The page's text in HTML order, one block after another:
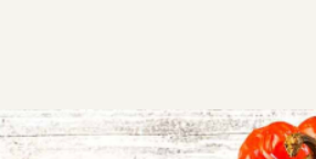
ΣΥΝΤΑΓΕΣ ΑΛΜΥΡΑ ΛΑΧΑΝΙΚΑ